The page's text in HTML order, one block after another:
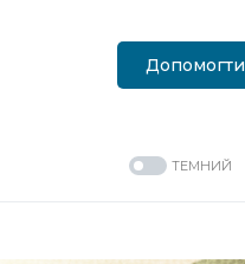
Допомогти
ТЕМНИЙ